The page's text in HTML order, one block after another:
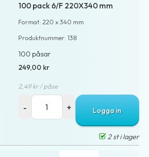
100 pack 6/F 220X340 mm
Format: 220 x 340 mm
Produktnummer: 138
100 påsar
249,00 kr
2,49 kr / påse
Logga in
2 st i lager